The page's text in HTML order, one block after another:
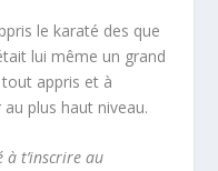
le karaté des que
lui même un grand
appris et à
plus haut niveau.
à t’inscrire au